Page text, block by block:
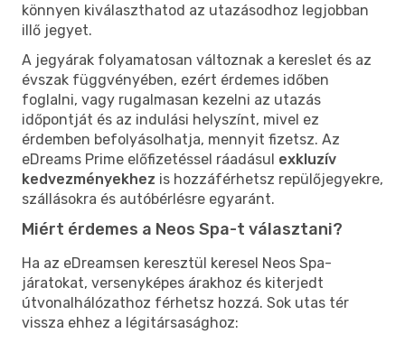
könnyen kiválaszthatod az utazásodhoz legjobban
illő jegyet.
A jegyárak folyamatosan változnak a kereslet és az
évszak függvényében, ezért érdemes időben
foglalni, vagy rugalmasan kezelni az utazás
időpontját és az indulási helyszínt, mivel ez
érdemben befolyásolhatja, mennyit fizetsz. Az
eDreams Prime előfizetéssel ráadásul exkluzív
kedvezményekhez is hozzáférhetsz repülőjegyekre,
szállásokra és autóbérlésre egyaránt.
Miért érdemes a Neos Spa-t választani?
Ha az eDreamsen keresztül keresel Neos Spa-
járatokat, versenyképes árakhoz és kiterjedt
útvonalhálózathoz férhetsz hozzá. Sok utas tér
vissza ehhez a légitársasághoz: